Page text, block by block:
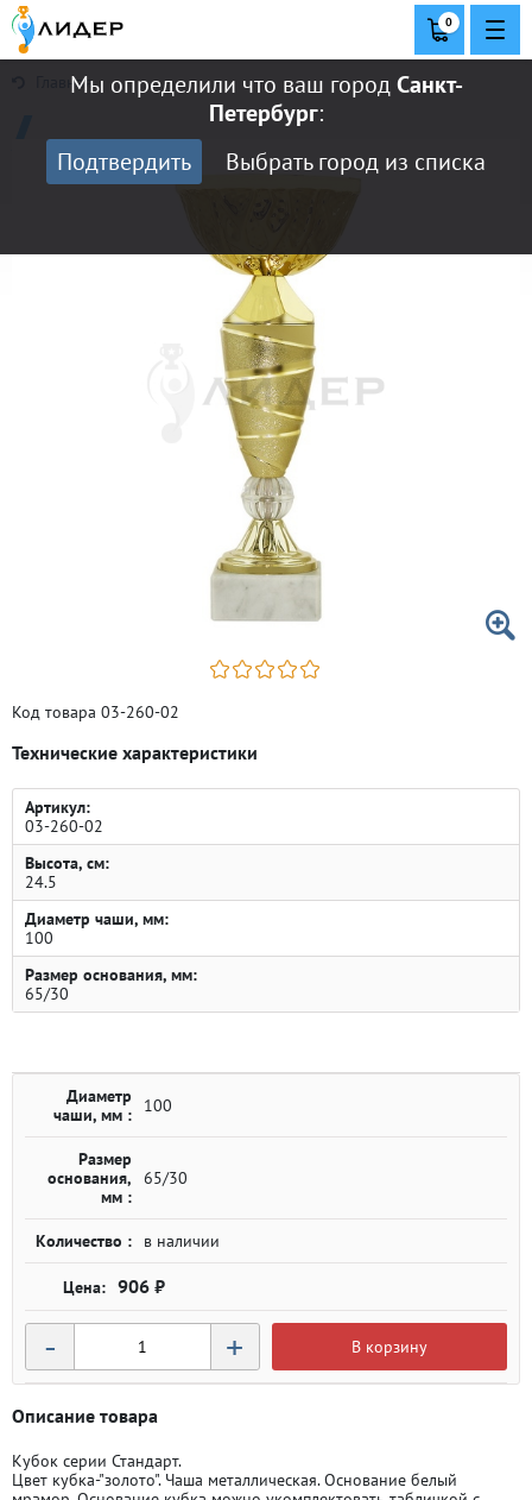
Мы определили что ваш городСанкт-
Петербург:
Подтвердить
Выбрать город из списка
0
Главная
Код товара 03-260-02
Технические характеристики
Артикул:
03-260-02
Высота, см:
24.5
Диаметр чаши, мм:
100
Размер основания, мм:
65/30
Диаметр
чаши, мм :
100
Размер
основания,
мм :
65/30
Количество : в наличии
906 ₽
- + В корзину
Описание товара
Кубок серии Стандарт.
Цвет кубка-"золото". Чаша металлическая. Основание белый